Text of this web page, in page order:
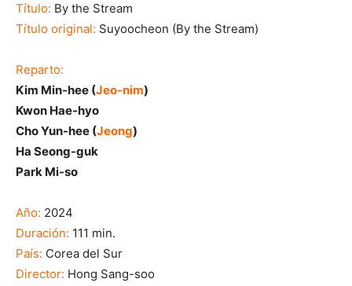
Título: By the Stream
Título original: Suyoocheon (By the Stream)
Reparto:
Kim Min-hee (Jeo-nim)
Kwon Hae-hyo
Cho Yun-hee (Jeong)
Ha Seong-guk
Park Mi-so
Año: 2024
Duración: 111 min.
País: Corea del Sur
Director: Hong Sang-soo